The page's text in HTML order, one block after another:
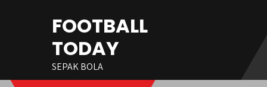
FOOTBALL
TODAY
SEPAK BOLA